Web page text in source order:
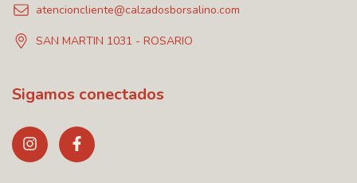
atencioncliente@calzadosborsalino.com
SAN MARTIN 1031 - ROSARIO
Sigamos conectados